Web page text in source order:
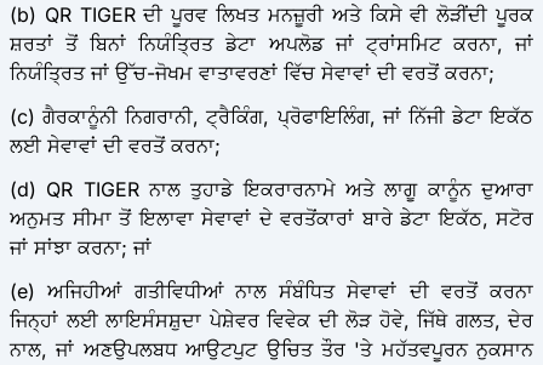
(b) QR TIGER ਦੀ ਪੂਰਵ ਲਿਖਤ ਮਨਜ਼ੂਰੀ ਅਤੇ ਕਿਸੇ ਵੀ ਲੋੜੀਂਦੀ ਪੂਰਕ
ਸ਼ਰਤਾਂ ਤੋਂ ਬਿਨਾਂ ਨਿਯੰਤ੍ਰਿਤ ਡੇਟਾ ਅਪਲੋਡ ਜਾਂ ਟ੍ਰਾਂਸਮਿਟ ਕਰਨਾ, ਜਾਂ
ਨਿਯੰਤ੍ਰਿਤ ਜਾਂ ਉੱਚ-ਜੋਖਮ ਵਾਤਾਵਰਣਾਂ ਵਿੱਚ ਸੇਵਾਵਾਂ ਦੀ ਵਰਤੋਂ ਕਰਨਾ;
(c) ਗੈਰਕਾਨੂੰਨੀ ਨਿਗਰਾਨੀ, ਟ੍ਰੈਕਿੰਗ, ਪ੍ਰੋਫਾਇਲਿੰਗ, ਜਾਂ ਨਿੱਜੀ ਡੇਟਾ ਇਕੱਠ
ਲਈ ਸੇਵਾਵਾਂ ਦੀ ਵਰਤੋਂ ਕਰਨਾ;
(d) QR TIGER ਨਾਲ ਤੁਹਾਡੇ ਇਕਰਾਰਨਾਮੇ ਅਤੇ ਲਾਗੂ ਕਾਨੂੰਨ ਦੁਆਰਾ
ਅਨੁਮਤ ਸੀਮਾ ਤੋਂ ਇਲਾਵਾ ਸੇਵਾਵਾਂ ਦੇ ਵਰਤੋਂਕਾਰਾਂ ਬਾਰੇ ਡੇਟਾ ਇਕੱਠ, ਸਟੋਰ
ਜਾਂ ਸਾਂਝਾ ਕਰਨਾ; ਜਾਂ
(e) ਅਜਿਹੀਆਂ ਗਤੀਵਿਧੀਆਂ ਨਾਲ ਸੰਬੰਧਿਤ ਸੇਵਾਵਾਂ ਦੀ ਵਰਤੋਂ ਕਰਨਾ
ਜਿਨ੍ਹਾਂ ਲਈ ਲਾਇਸੰਸਸ਼ੁਦਾ ਪੇਸ਼ੇਵਰ ਵਿਵੇਕ ਦੀ ਲੋੜ ਹੋਵੇ, ਜਿੱਥੇ ਗਲਤ, ਦੇਰ
ਨਾਲ, ਜਾਂ ਅਣਉਪਲਬਧ ਆਉਟਪੁਟ ਉਚਿਤ ਤੌਰ 'ਤੇ ਮਹੱਤਵਪੂਰਨ ਨੁਕਸਾਨ